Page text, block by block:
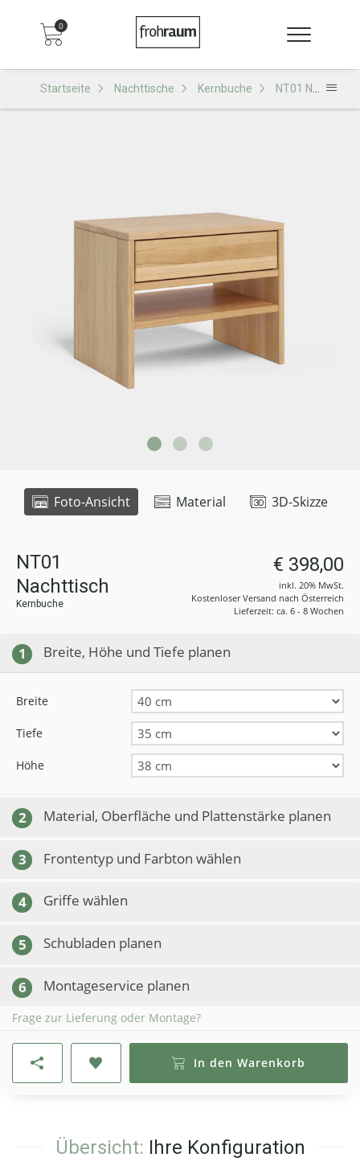
0
Startseite Nachttische Kernbuche NT01 Nachttisch
Foto-Ansicht Material 3D-Skizze
NT01
Nachttisch
Kernbuche
€ 398,00
inkl. 20% MwSt.
Kostenloser Versand nach Österreich
Lieferzeit: ca. 6 - 8 Wochen
1 Breite, Höhe und Tiefe planen
Breite
Tiefe
Höhe
2 Material, Oberfläche und Plattenstärke planen
3 Frontentyp und Farbton wählen
4 Griffe wählen
5 Schubladen planen
6 Montageservice planen
Frage zur Lieferung oder Montage?
In den Warenkorb
Übersicht: Ihre Konfiguration